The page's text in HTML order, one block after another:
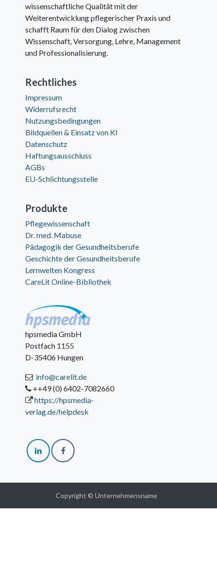
wissenschaftliche Qualität mit der
Weiterentwicklung pflegerischer Praxis und
schafft Raum für den Dialog zwischen
Wissenschaft, Versorgung, Lehre, Management
und Professionalisierung.
Rechtliches
Impressum
Widerrufsrecht
Nutzungsbedingungen
Bildquellen & Einsatz von KI
Datenschutz
Haftungsausschluss
AGBs
EU-Schlichtungsstelle
Produkte
Pflegewissenschaft
Dr. med. Mabuse
Pädagogik der Gesundheitsberufe
Geschichte der Gesundheitsberufe
Lernwelten Kongress
CareLit Online-Bibliothek
hpsmedia GmbH
Postfach 1155
D-35406 Hungen
info@carelit.de
++49 (0) 6402-7082660
https://hpsmedia-
verlag.de/helpdesk
Copyright © Unternehmensname